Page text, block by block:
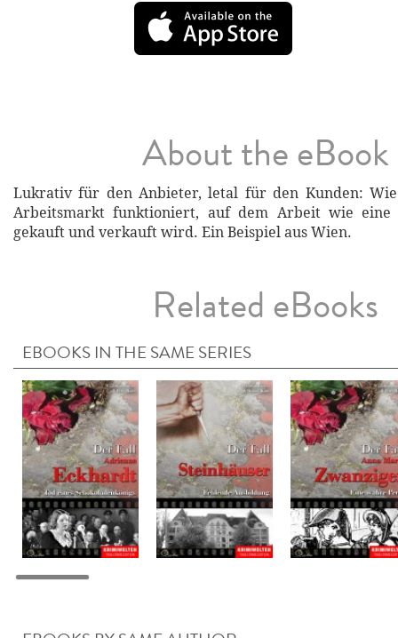
About the eBook
Lukrativ für den Anbieter, letal für den Kunden:
Arbeitsmarkt funktioniert, auf dem Arbeit wie eine
gekauft und verkauft wird. Ein Beispiel aus Wien.
Related eBooks
EBOOKS IN THE SAME SERIES